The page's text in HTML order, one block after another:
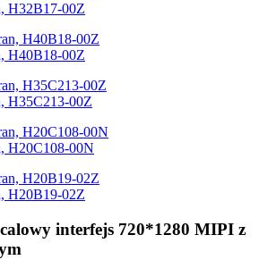
H32B17-00Z
H40B18-00Z
H35C213-00Z
H20C108-00N
H20B19-02Z
interfejs 720*1280 MIPI z